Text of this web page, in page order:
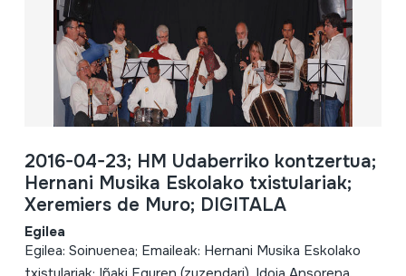
2016-04-23; HM Udaberriko kontzertua;
Hernani Musika Eskolako txistulariak;
Xeremiers de Muro; DIGITALA
Egilea
Egilea: Soinuenea; Emaileak: Hernani Musika Eskolako